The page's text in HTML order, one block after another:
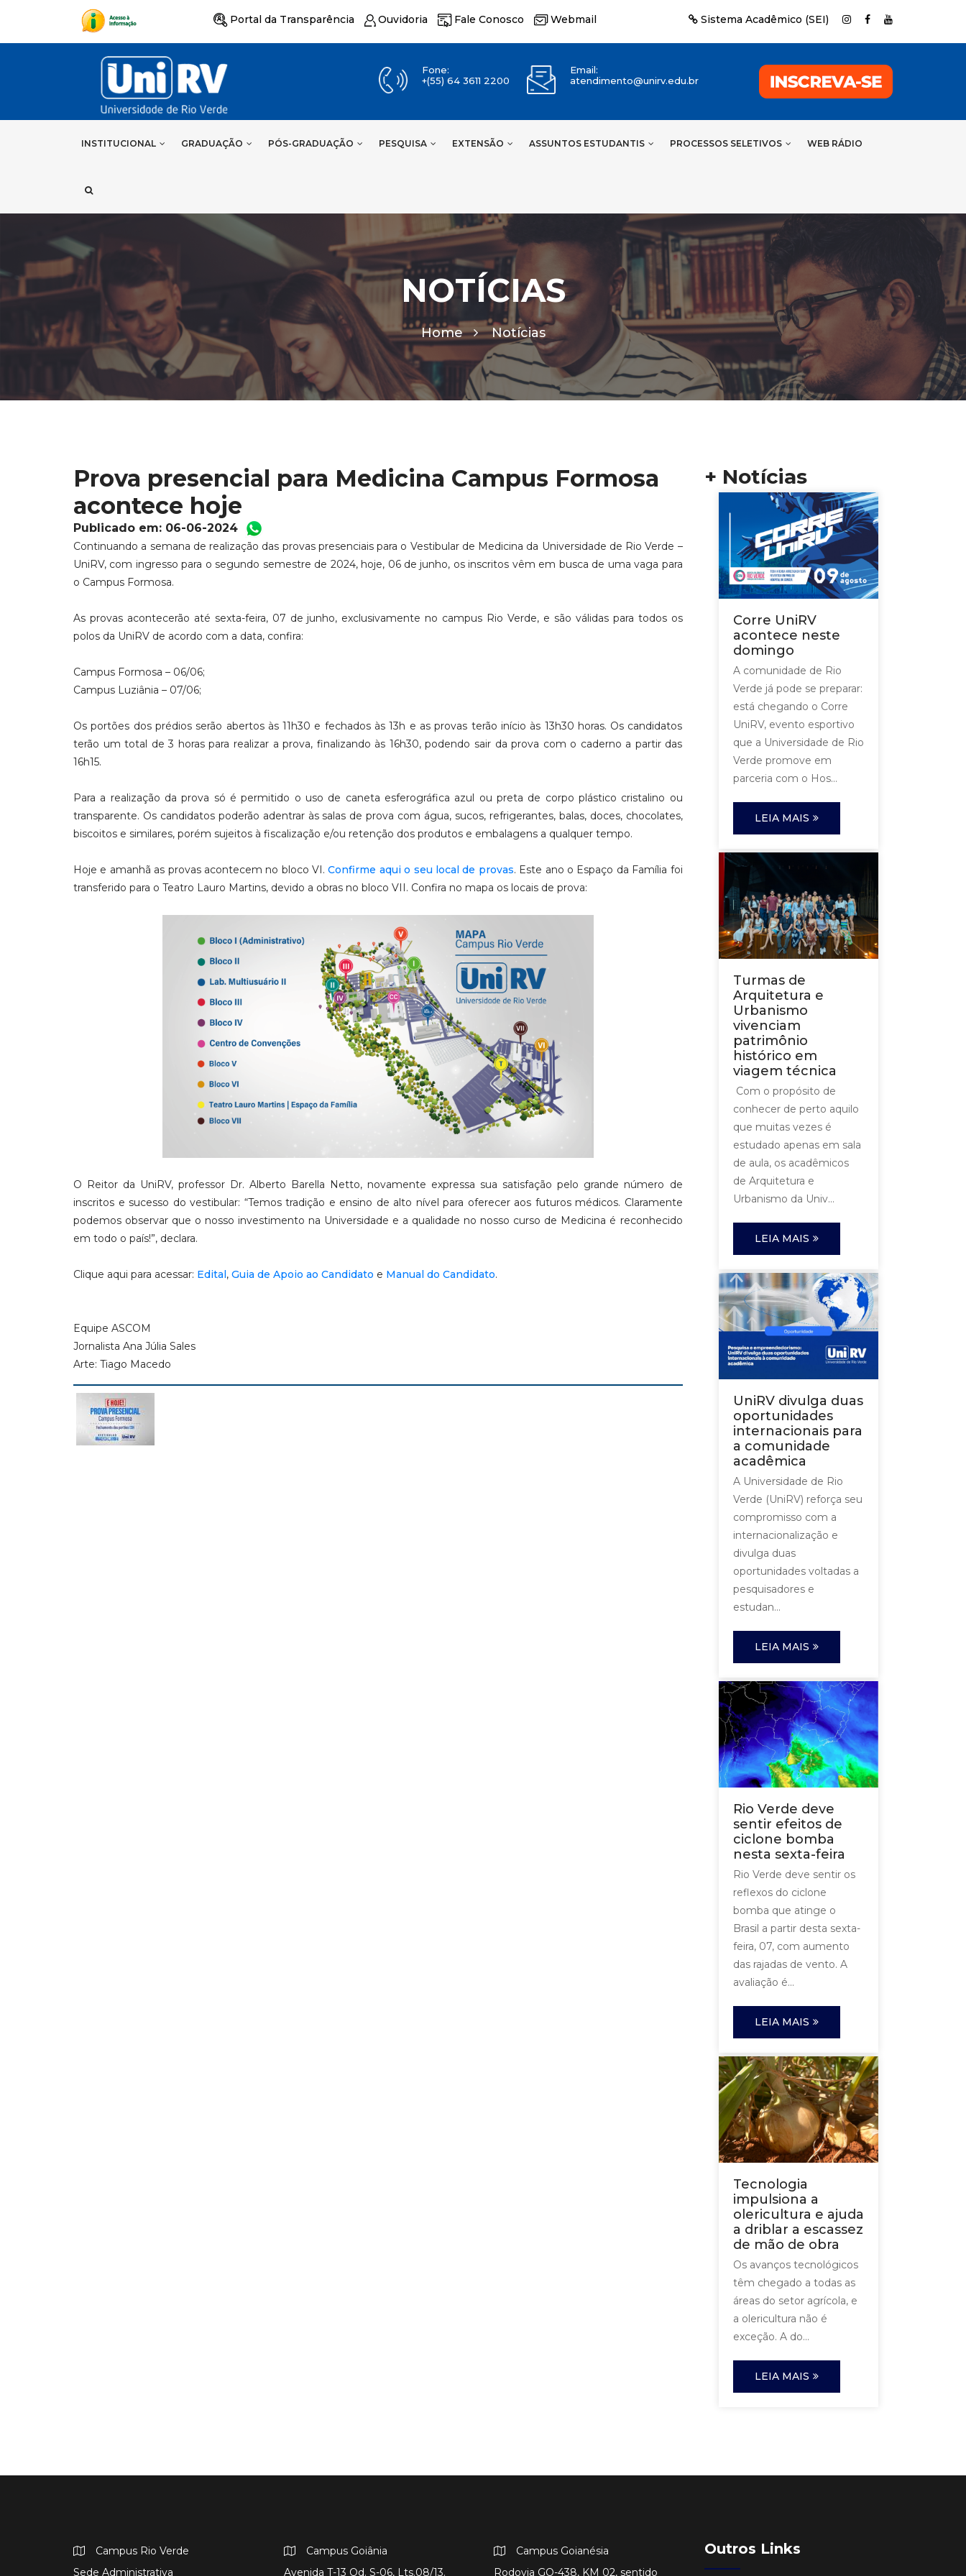
Portal da Transparência Ouvidoria Fale Conosco Webmail Sistema Acadêmico (SEI)
Fone:
+(55) 64 3611 2200
Email:
atendimento@unirv.edu.br
INSTITUCIONAL GRADUAÇÃO PÓS-GRADUAÇÃO PESQUISA EXTENSÃO ASSUNTOS ESTUDANTIS PROCESSOS SELETIVOS WEB RÁDIO
NOTÍCIAS
Home Notícias
Prova presencial para Medicina Campus Formosa
acontece hoje
Publicado em: 06-06-2024
Continuando a semana de realização das provas presenciais para o Vestibular de Medicina da Universidade de Rio Verde –
UniRV, com ingresso para o segundo semestre de 2024, hoje, 06 de junho, os inscritos vêm em busca de uma vaga para
o Campus Formosa.
As provas acontecerão até sexta-feira, 07 de junho, exclusivamente no campus Rio Verde, e são válidas para todos os
polos da UniRV de acordo com a data, confira:
Campus Formosa – 06/06;
Campus Luziânia – 07/06;
Os portões dos prédios serão abertos às 11h30 e fechados às 13h e as provas terão início às 13h30 horas. Os candidatos
terão um total de 3 horas para realizar a prova, finalizando às 16h30, podendo sair da prova com o caderno a partir das
16h15.
Para a realização da prova só é permitido o uso de caneta esferográfica azul ou preta de corpo plástico cristalino ou
transparente. Os candidatos poderão adentrar às salas de prova com água, sucos, refrigerantes, balas, doces, chocolates,
biscoitos e similares, porém sujeitos à fiscalização e/ou retenção dos produtos e embalagens a qualquer tempo.
Hoje e amanhã as provas acontecem no bloco VI.Confirme aqui o seu local de provas. Este ano o Espaço da Família foi
transferido para o Teatro Lauro Martins, devido a obras no bloco VII. Confira no mapa os locais de prova:
O Reitor da UniRV, professor Dr. Alberto Barella Netto, novamente expressa sua satisfação pelo grande número de
inscritos e sucesso do vestibular: “Temos tradição e ensino de alto nível para oferecer aos futuros médicos. Claramente
podemos observar que o nosso investimento na Universidade e a qualidade no nosso curso de Medicina é reconhecido
em todo o país!”, declara.
Clique aqui para acessar: Edital, Guia de Apoio ao Candidato e Manual do Candidato.
Equipe ASCOM
Jornalista Ana Júlia Sales
Arte: Tiago Macedo
+ Notícias
Corre UniRV
acontece neste
domingo
A comunidade de Rio
Verde já pode se preparar:
está chegando o Corre
UniRV, evento esportivo
que a Universidade de Rio
Verde promove em
parceria com o Hos...
LEIA MAIS
Turmas de
Arquitetura e
Urbanismo
vivenciam
patrimônio
histórico em
viagem técnica
Com o propósito de
conhecer de perto aquilo
que muitas vezes é
estudado apenas em sala
de aula, os acadêmicos
de Arquitetura e
Urbanismo da Univ...
LEIA MAIS
UniRV divulga duas
oportunidades
internacionais para
a comunidade
acadêmica
A Universidade de Rio
Verde (UniRV) reforça seu
compromisso com a
internacionalização e
divulga duas
oportunidades voltadas a
pesquisadores e
estudan...
LEIA MAIS
Rio Verde deve
sentir efeitos de
ciclone bomba
nesta sexta-feira
Rio Verde deve sentir os
reflexos do ciclone
bomba que atinge o
Brasil a partir desta sexta-
feira, 07, com aumento
das rajadas de vento. A
avaliação é...
LEIA MAIS
Tecnologia
impulsiona a
olericultura e ajuda
a driblar a escassez
de mão de obra
Os avanços tecnológicos
têm chegado a todas as
áreas do setor agrícola, e
a olericultura não é
exceção. A do...
LEIA MAIS
Campus Rio Verde
Sede Administrativa
Campus Goiânia
Avenida T-13 Qd. S-06, Lts.08/13.
Campus Goianésia
Rodovia GO-438, KM 02, sentido
Outros Links